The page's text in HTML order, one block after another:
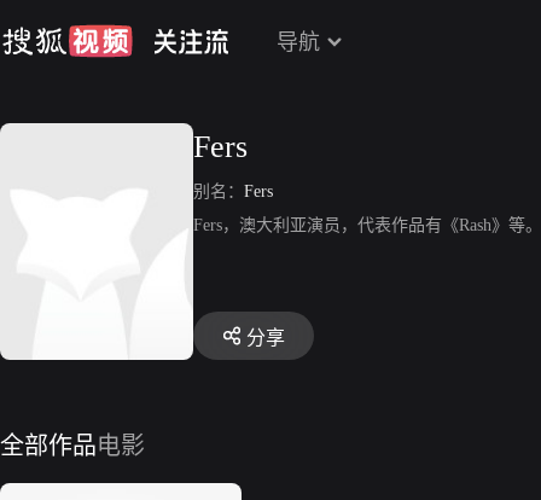
导航
Fers
别名： Fers
Fers，澳大利亚演员，代表作品有《Rash》等。
分享
全部作品电影